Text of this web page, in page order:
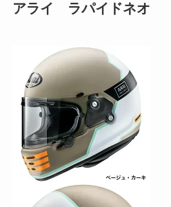
アライ ラパイドネオ